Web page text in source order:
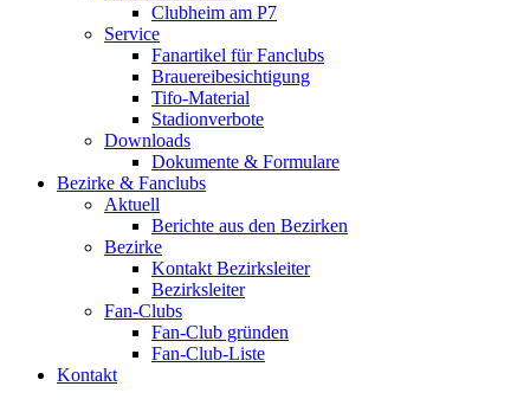
Clubheim am P7
Service
Fanartikel für Fanclubs
Brauereibesichtigung
Tifo-Material
Stadionverbote
Downloads
Dokumente & Formulare
Bezirke & Fanclubs
Aktuell
Berichte aus den Bezirken
Bezirke
Kontakt Bezirksleiter
Bezirksleiter
Fan-Clubs
Fan-Club gründen
Fan-Club-Liste
Kontakt